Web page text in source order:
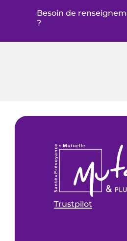
Besoin de
?
Trustpilot